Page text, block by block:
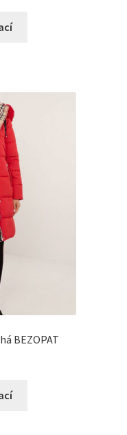
BEZOPAT